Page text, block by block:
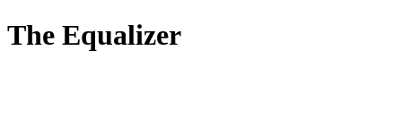
The Equalizer